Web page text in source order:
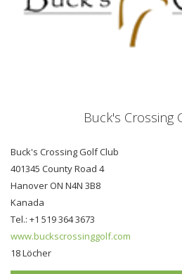
Buck's Crossing
Buck's Crossing Golf Club
401345 County Road 4
Hanover ON N4N 3B8
Kanada
Tel.: +1 519 364 3673
www.buckscrossinggolf.com
18 Löcher